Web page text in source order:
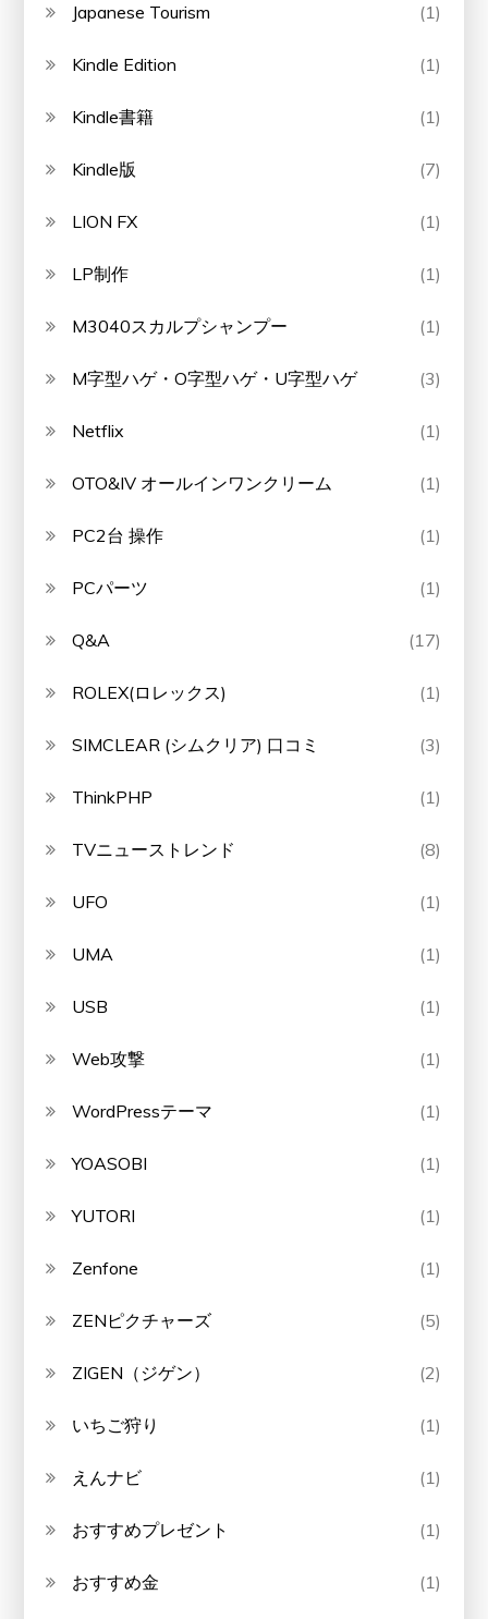
Japanese Tourism (1)
Kindle Edition (1)
Kindle書籍 (1)
Kindle版 (7)
LION FX (1)
LP制作 (1)
M3040スカルプシャンプー (1)
M字型ハゲ・O字型ハゲ・U字型ハゲ (3)
Netflix (1)
OTO&IV オールインワンクリーム (1)
PC2台 操作 (1)
PCパーツ (1)
Q&A (17)
ROLEX(ロレックス) (1)
SIMCLEAR (シムクリア) 口コミ (3)
ThinkPHP (1)
TVニューストレンド (8)
UFO (1)
UMA (1)
USB (1)
Web攻撃 (1)
WordPressテーマ (1)
YOASOBI (1)
YUTORI (1)
Zenfone (1)
ZENピクチャーズ (5)
ZIGEN（ジゲン） (2)
いちご狩り (1)
えんナビ (1)
おすすめプレゼント (1)
おすすめ金 (1)